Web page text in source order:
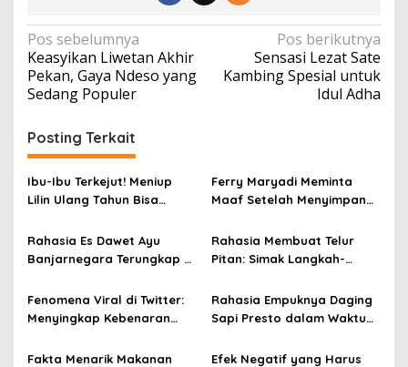
N
a
v
g
a
s
p
o
s
Pos sebelumnya
Keasyikan Liwetan Akhir
Pekan, Gaya Ndeso yang
Sedang Populer
Pos berikutnya
Sensasi Lezat Sate
Kambing Spesial untuk
Idul Adha
Posting Terkait
Ibu-Ibu Terkejut! Meniup
Lilin Ulang Tahun Bisa
Ferry Maryadi Meminta
Maaf Setelah Menyimpan
Rahasia Es Dawet Ayu
Banjarnegara Terungkap di
Rahasia Membuat Telur
Pitan: Simak Langkah-
Panduannya
Fenomena Viral di Twitter:
Menyingkap Kebenaran
Sama dengan Daging
Rahasia Empuknya Daging
Sapi Presto dalam Waktu
Fakta Menarik Makanan
Efek Negatif yang Harus